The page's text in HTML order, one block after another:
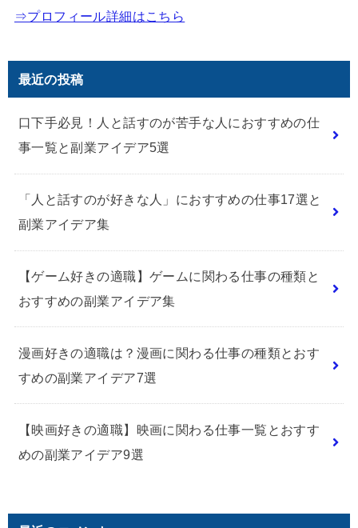
⇒プロフィール詳細はこちら
最近の投稿
口下手必見！人と話すのが苦手な人におすすめの仕
事一覧と副業アイデア5選
「人と話すのが好きな人」におすすめの仕事17選と
副業アイデア集
【ゲーム好きの適職】ゲームに関わる仕事の種類と
おすすめの副業アイデア集
漫画好きの適職は？漫画に関わる仕事の種類とおす
すめの副業アイデア7選
【映画好きの適職】映画に関わる仕事一覧とおすす
めの副業アイデア9選